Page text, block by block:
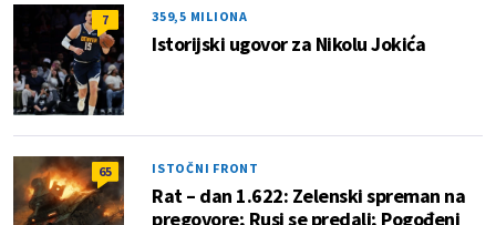
7 359,5 MILIONA
Istorijski ugovor za Nikolu Jokića
65 ISTOČNI FRONT
Rat – dan 1.622: Zelenski spreman na
pregovore; Rusi se predali; Pogođeni